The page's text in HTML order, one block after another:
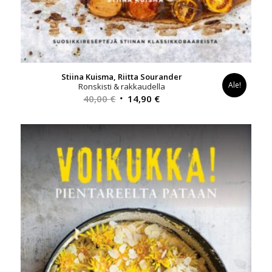
Stiina Kuisma, Riitta Sourander
Ronskisti & rakkaudella
40,00€ Alkuperäinen
oli:
40,00 €.
14,90 €Nykyinen
on:
Ale!